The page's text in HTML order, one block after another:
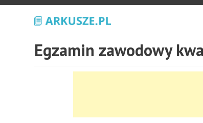
Egzamin zawodowy